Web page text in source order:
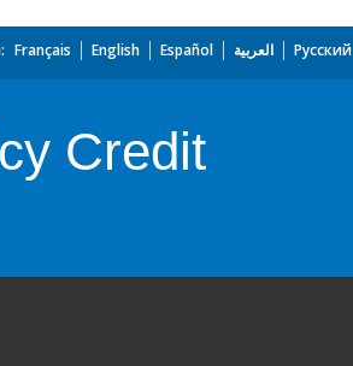
Français English Español العربية Русский
Credit